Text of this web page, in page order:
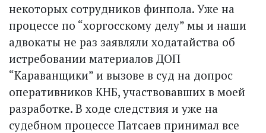
некоторых сотрудников финпола. Уже на
процессе по “хоргосскому делу” мы и наши
адвокаты не раз заявляли ходатайства об
истребовании материалов ДОП
“Караванщики” и вызове в суд на допрос
оперативников КНБ, участвовавших в моей
разработке. В ходе следствия и уже на
судебном процессе Патсаев принимал все